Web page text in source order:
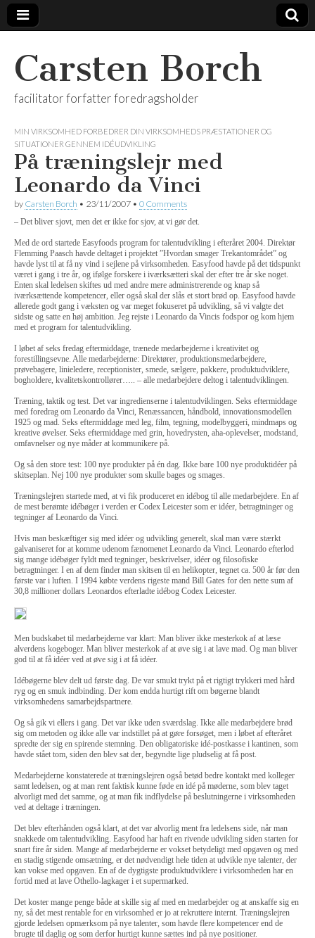
Carsten Borch
facilitator forfatter foredragsholder
MIN VIRKSOMHED FORBEDRER DIN VIRKSOMHEDS PRÆSTATIONER OG
SITUATIONER GENNEM IDÉUDVIKLING
På træningslejr med
Leonardo da Vinci
by Carsten Borch • 23/11/2007 • 0 Comments
– Det bliver sjovt, men det er ikke for sjov, at vi gør det.
Med de ord startede Easyfoods program for talentudvikling i efteråret 2004. Direktør
Flemming Paasch havde deltaget i projektet ”Hvordan smager Trekantområdet” og
havde lyst til at få ny vind i sejlene på virksomheden. Easyfood havde på det tidspunkt
været i gang i tre år, og ifølge forskere i iværksætteri skal der efter tre år ske noget.
Enten skal ledelsen skiftes ud med andre mere administrerende og knap så
iværksættende kompetencer, eller også skal der slås et stort brød op. Easyfood havde
allerede godt gang i væksten og var meget fokuseret på udvikling, så vi valgte det
sidste og satte en høj ambition. Jeg rejste i Leonardo da Vincis fodspor og kom hjem
med et program for talentudvikling.
I løbet af seks fredag eftermiddage, trænede medarbejderne i kreativitet og
forestillingsevne. Alle medarbejderne: Direktører, produktionsmedarbejdere,
prøvebagere, linieledere, receptionister, smede, sælgere, pakkere, produktudviklere,
bogholdere, kvalitetskontrollører….. – alle medarbejdere deltog i talentudviklingen.
Træning, taktik og test. Det var ingredienserne i talentudviklingen. Seks eftermiddage
med foredrag om Leonardo da Vinci, Renæssancen, håndbold, innovationsmodellen
1925 og mad. Seks eftermiddage med leg, film, tegning, modelbyggeri, mindmaps og
kreative øvelser. Seks eftermiddage med grin, hovedrysten, aha-oplevelser, modstand,
omfavnelser og nye måder at kommunikere på.
Og så den store test: 100 nye produkter på én dag. Ikke bare 100 nye produktidéer på
skitseplan. Nej 100 nye produkter som skulle bages og smages.
Træningslejren startede med, at vi fik produceret en idébog til alle medarbejdere. En af
de mest berømte idébøger i verden er Codex Leicester som er idéer, betragtninger og
tegninger af Leonardo da Vinci.
Hvis man beskæftiger sig med idéer og udvikling generelt, skal man være stærkt
galvaniseret for at komme udenom fænomenet Leonardo da Vinci. Leonardo efterlod
sig mange idébøger fyldt med tegninger, beskrivelser, idéer og filosofiske
betragtninger. I en af dem finder man skitsen til en helikopter, tegnet ca. 500 år før den
første var i luften. I 1994 købte verdens rigeste mand Bill Gates for den nette sum af
30,8 millioner dollars Leonardos efterladte idébog Codex Leicester.
Men budskabet til medarbejderne var klart: Man bliver ikke mesterkok af at læse
alverdens kogeboger. Man bliver mesterkok af at øve sig i at lave mad. Og man bliver
god til at få idéer ved at øve sig i at få idéer.
Idébøgerne blev delt ud første dag. De var smukt trykt på et rigtigt trykkeri med hård
ryg og en smuk indbinding. Der kom endda hurtigt rift om bøgerne blandt
virksomhedens samarbejdspartnere.
Og så gik vi ellers i gang. Det var ikke uden sværdslag. Ikke alle medarbejdere brød
sig om metoden og ikke alle var indstillet på at gøre forsøget, men i løbet af efteråret
spredte der sig en spirende stemning. Den obligatoriske idé-postkasse i kantinen, som
havde stået tom, siden den blev sat der, begyndte lige pludselig at få post.
Medarbejderne konstaterede at træningslejren også betød bedre kontakt med kolleger
samt ledelsen, og at man rent faktisk kunne føde en idé på møderne, som blev taget
alvorligt med det samme, og at man fik indflydelse på beslutningerne i virksomheden
ved at deltage i træningen.
Det blev efterhånden også klart, at det var alvorlig ment fra ledelsens side, når man
snakkede om talentudvikling. Easyfood har haft en rivende udvikling siden starten for
snart fire år siden. Mange af medarbejderne er vokset betydeligt med opgaven og med
en stadig stigende omsætning, er det nødvendigt hele tiden at udvikle nye talenter, der
kan vokse med opgaven. En af de dygtigste produktudviklere i virksomheden har en
fortid med at lave Othello-lagkager i et supermarked.
Det koster mange penge både at skille sig af med en medarbejder og at anskaffe sig en
ny, så det mest rentable for en virksomhed er jo at rekruttere internt. Træningslejren
gjorde ledelsen opmærksom på nye talenter, som havde flere kompetencer end de
brugte til daglig og som derfor hurtigt kunne sættes ind på nye positioner.